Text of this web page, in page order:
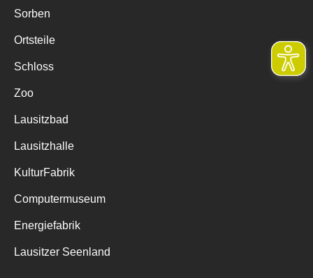
Sorben
Ortsteile
Schloss
Zoo
Lausitzbad
Lausitzhalle
KulturFabrik
Computermuseum
Energiefabrik
Lausitzer Seenland